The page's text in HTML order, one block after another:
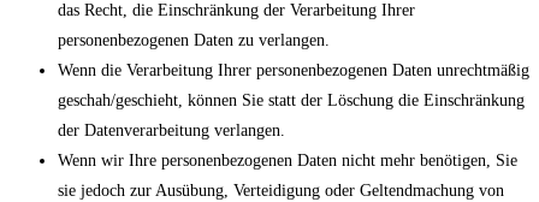
das Recht, die Einschränkung der Verarbeitung Ihrer
personenbezogenen Daten zu verlangen.
Wenn die Verarbeitung Ihrer personenbezogenen Daten unrechtmäßig
geschah/geschieht, können Sie statt der Löschung die Einschränkung
der Datenverarbeitung verlangen.
Wenn wir Ihre personenbezogenen Daten nicht mehr benötigen, Sie
sie jedoch zur Ausübung, Verteidigung oder Geltendmachung von